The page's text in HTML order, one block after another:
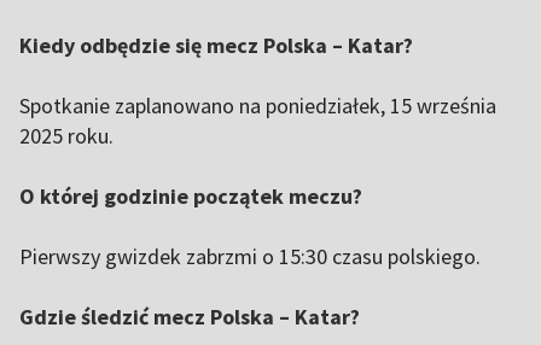
Kiedy odbędzie się mecz Polska – Katar?
Spotkanie zaplanowano na poniedziałek, 15 września
2025 roku.
O której godzinie początek meczu?
Pierwszy gwizdek zabrzmi o 15:30 czasu polskiego.
Gdzie śledzić mecz Polska – Katar?